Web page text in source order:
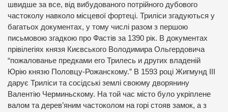
швидше за все, від вибудованого потрійного дубового
частоколу навколо місцевої фортеці. Триліси згадуються у
багатьох документах, у тому числі разом з першою
письмовою згадкою про Фастів за 1390 рік. В документах
прівілегіях князя Києвського Володимира Ольгердовича
“пожалованье предками его Трилесь и других владеній
Юрію князю Половцу-Рожанскому.” В 1593 році Жигмунд III
дарує Триліси та сосідські землі своюму дворянину
Валентію Черминьскому. На той час місто було укріплене
валом та дерев’яним частоколом на горі стояв замок, а з